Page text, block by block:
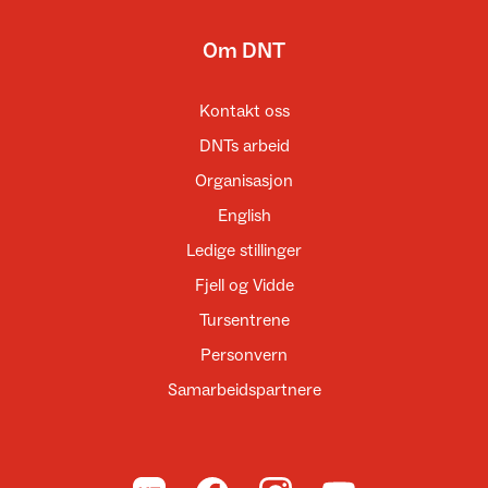
Om DNT
Kontakt oss
DNTs arbeid
Organisasjon
English
Ledige stillinger
Fjell og Vidde
Tursentrene
Personvern
Samarbeidspartnere